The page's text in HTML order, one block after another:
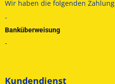
Wir haben die folgenden
-
Banküberweisung
-
Kundendienst